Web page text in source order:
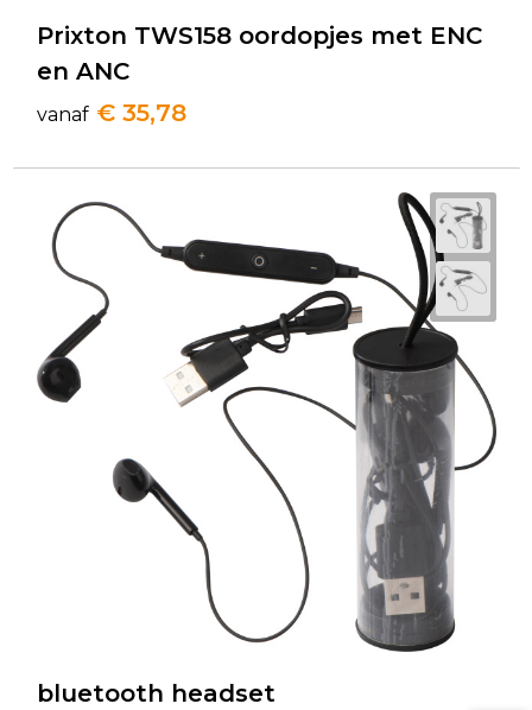
Prixton TWS158 oordopjes met ENC
en ANC
vanaf € 35,78
bluetooth headset